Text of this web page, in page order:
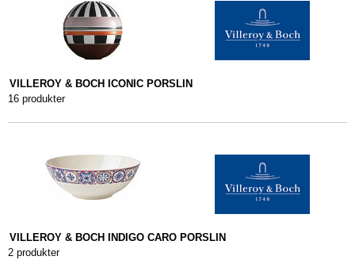
VILLEROY & BOCH ICONIC PORSLIN
16 produkter
VILLEROY & BOCH INDIGO CARO PORSLIN
2 produkter